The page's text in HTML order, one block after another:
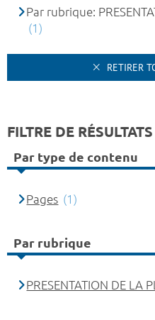
Par rubrique:
(1)
RETIRER
FILTRE DE RÉSULTATS
Par type de contenu
Pages (1)
Par rubrique
PRESENTATION DE LA